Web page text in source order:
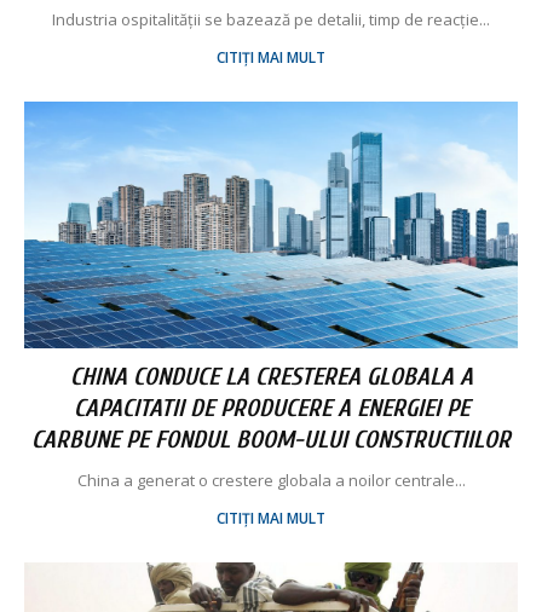
Industria ospitalității se bazează pe detalii, timp de reacție...
CITIȚI MAI MULT
CHINA CONDUCE LA CRESTEREA GLOBALA A
CAPACITATII DE PRODUCERE A ENERGIEI PE
CARBUNE PE FONDUL BOOM-ULUI CONSTRUCTIILOR
China a generat o crestere globala a noilor centrale...
CITIȚI MAI MULT